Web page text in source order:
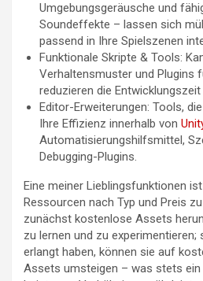
Umgebungsgeräusche und
Soundeffekte – lassen sich
passend in Ihre Spielszenen
Funktionale Skripte & Tools:
Verhaltensmuster und Plugins
reduzieren die Entwicklungszeit
Editor-Erweiterungen: Tools,
Ihre Effizienz innerhalb von
Automatisierungshilfsmittel,
Debugging-Plugins.
Eine meiner Lieblingsfunktionen
Ressourcen nach Typ und Preis
zunächst kostenlose Assets
zu lernen und zu experimentieren;
erlangt haben, können sie auf
Assets umsteigen – was stets ein